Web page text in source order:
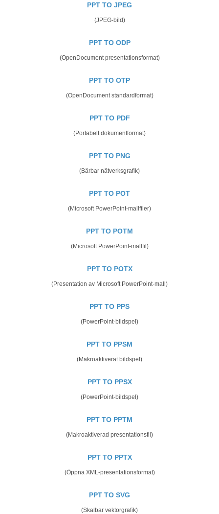
PPT TO JPEG
(JPEG-bild)
PPT TO ODP
(OpenDocument presentationsformat)
PPT TO OTP
(OpenDocument standardformat)
PPT TO PDF
(Portabelt dokumentformat)
PPT TO PNG
(Bärbar nätverksgrafik)
PPT TO POT
(Microsoft PowerPoint-mallfiler)
PPT TO POTM
(Microsoft PowerPoint-mallfil)
PPT TO POTX
(Presentation av Microsoft PowerPoint-mall)
PPT TO PPS
(PowerPoint-bildspel)
PPT TO PPSM
(Makroaktiverat bildspel)
PPT TO PPSX
(PowerPoint-bildspel)
PPT TO PPTM
(Makroaktiverad presentationsfil)
PPT TO PPTX
(Öppna XML-presentationsformat)
PPT TO SVG
(Skalbar vektorgrafik)